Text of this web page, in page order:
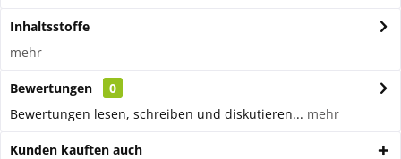
Inhaltsstoffe
mehr
Bewertungen
0
Bewertungen lesen, schreiben und diskutieren... mehr
Kunden kauften auch